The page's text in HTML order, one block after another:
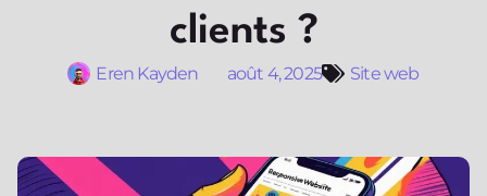
clients ?
Eren Kayden août 4, 2025 Site web